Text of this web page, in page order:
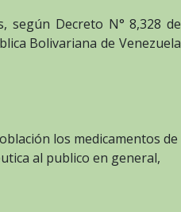
según Decreto N° 8,328 de
Bolivariana de Venezuela
los medicamentos de
al publico en general,